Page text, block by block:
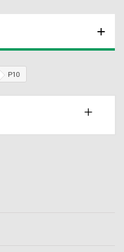
P10